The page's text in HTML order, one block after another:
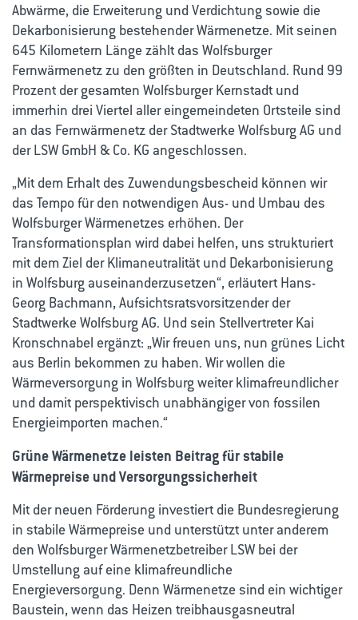
Abwärme, die Erweiterung und Verdichtung sowie die
Dekarbonisierung bestehender Wärmenetze. Mit seinen
645 Kilometern Länge zählt das Wolfsburger
Fernwärmenetz zu den größten in Deutschland. Rund 99
Prozent der gesamten Wolfsburger Kernstadt und
immerhin drei Viertel aller eingemeindeten Ortsteile sind
an das Fernwärmenetz der Stadtwerke Wolfsburg AG und
der LSW GmbH & Co. KG angeschlossen.
„Mit dem Erhalt des Zuwendungsbescheid können wir
das Tempo für den notwendigen Aus- und Umbau des
Wolfsburger Wärmenetzes erhöhen. Der
Transformationsplan wird dabei helfen, uns strukturiert
mit dem Ziel der Klimaneutralität und Dekarbonisierung
in Wolfsburg auseinanderzusetzen“, erläutert Hans-
Georg Bachmann, Aufsichtsratsvorsitzender der
Stadtwerke Wolfsburg AG. Und sein Stellvertreter Kai
Kronschnabel ergänzt: „Wir freuen uns, nun grünes Licht
aus Berlin bekommen zu haben. Wir wollen die
Wärmeversorgung in Wolfsburg weiter klimafreundlicher
und damit perspektivisch unabhängiger von fossilen
Energieimporten machen.“
Grüne Wärmenetze leisten Beitrag für stabile
Wärmepreise und Versorgungssicherheit
Mit der neuen Förderung investiert die Bundesregierung
in stabile Wärmepreise und unterstützt unter anderem
den Wolfsburger Wärmenetzbetreiber LSW bei der
Umstellung auf eine klimafreundliche
Energieversorgung. Denn Wärmenetze sind ein wichtiger
Baustein, wenn das Heizen treibhausgasneutral